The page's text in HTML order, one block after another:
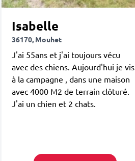
Isabelle
36170, Mouhet
J'ai 55ans et j'ai toujours vécu
avec des chiens. Aujourd'hui je vis
à la campagne , dans une maison
avec 4000 M2 de terrain clôturé.
J'ai un chien et 2 chats.